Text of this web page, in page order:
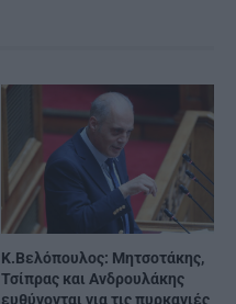
K.Βελόπουλος: Μητσοτάκης,
Τσίπρας και Ανδρουλάκης
ευθύνονται για τις πυρκαγιές